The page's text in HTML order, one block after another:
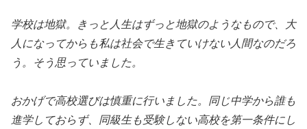
学校は地獄。きっと人生はずっと地獄のようなもので、大
人になってからも私は社会で生きていけない人間なのだろ
う。そう思っていました。
おかげで高校選びは慎重に行いました。同じ中学から誰も
進学しておらず、同級生も受験しない高校を第一条件にし